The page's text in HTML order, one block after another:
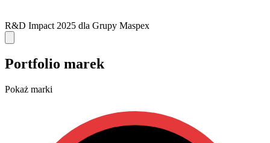
R&D Impact 2025 dla Grupy Maspex
Portfolio marek
Pokaż marki